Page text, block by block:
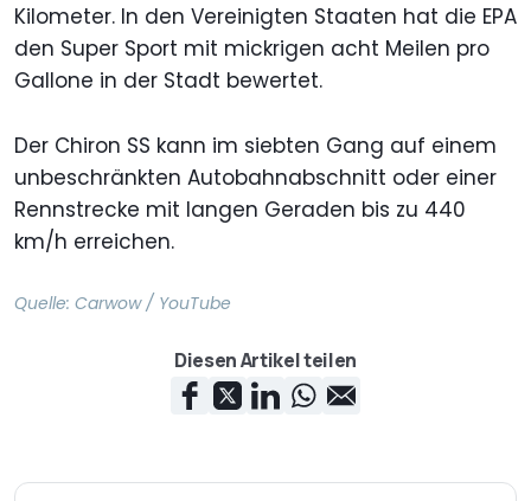
Kilometer. In den Vereinigten Staaten hat die EPA
den Super Sport mit mickrigen acht Meilen pro
Gallone in der Stadt bewertet.
Der Chiron SS kann im siebten Gang auf einem
unbeschränkten Autobahnabschnitt oder einer
Rennstrecke mit langen Geraden bis zu 440
km/h erreichen.
Quelle: Carwow / YouTube
Diesen Artikel teilen